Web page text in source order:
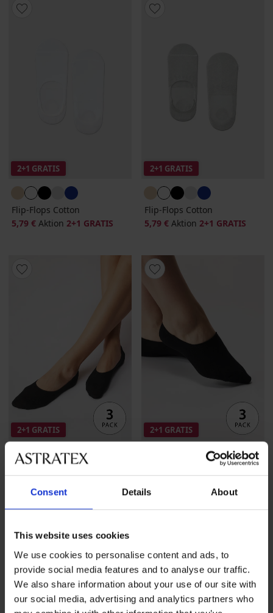
Consent Details About
This website uses cookies
We use cookies to personalise content and ads, to
provide social media features and to analyse our traffic.
We also share information about your use of our site with
our social media, advertising and analytics partners who
2+1 GRATIS
Flip-Flops Cotton
5,79 € Aktion 2+1 GRATIS
2+1 GRATIS
Flip-Flops Cotton
5,79 € Aktion 2+1 GRATIS
2+1 GRATIS
13,99 €Aktion
2+1 GRATIS
13,99 €
2+1 GRATIS